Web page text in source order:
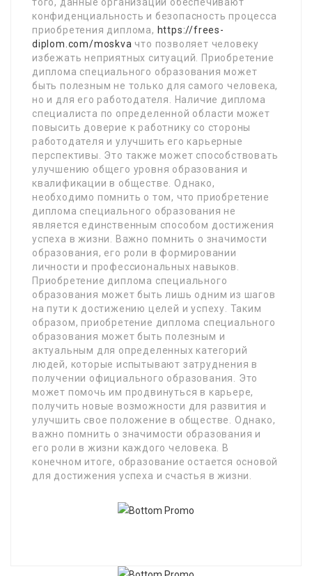
того, данные организации обеспечивают
конфиденциальность и безопасность процесса
приобретения диплома, https://frees-
diplom.com/moskva что позволяет человеку
избежать неприятных ситуаций. Приобретение
диплома специального образования может
быть полезным не только для самого человека,
но и для его работодателя. Наличие диплома
специалиста по определенной области может
повысить доверие к работнику со стороны
работодателя и улучшить его карьерные
перспективы. Это также может способствовать
улучшению общего уровня образования и
квалификации в обществе. Однако,
необходимо помнить о том, что приобретение
диплома специального образования не
является единственным способом достижения
успеха в жизни. Важно помнить о значимости
образования, его роли в формировании
личности и профессиональных навыков.
Приобретение диплома специального
образования может быть лишь одним из шагов
на пути к достижению целей и успеху. Таким
образом, приобретение диплома специального
образования может быть полезным и
актуальным для определенных категорий
людей, которые испытывают затруднения в
получении официального образования. Это
может помочь им продвинуться в карьере,
получить новые возможности для развития и
улучшить свое положение в обществе. Однако,
важно помнить о значимости образования и
его роли в жизни каждого человека. В
конечном итоге, образование остается основой
для достижения успеха и счастья в жизни.